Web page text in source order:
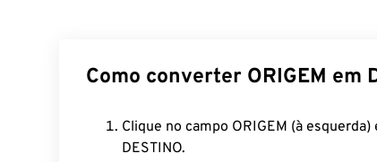
Como converter ORIGEM em
Clique no campo ORIGEM (à
DESTINO.